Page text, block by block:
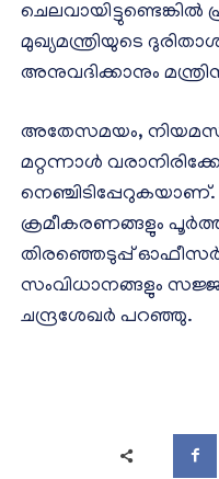
മുഖ്യമന്ത്രിയുടെ
അനുവദിക്കാനും
അതേസമയം,
മറ്റന്നാള്‍
ക്രമീകരണങ്ങളും
തിരഞ്ഞെടുപ്പ് ഓഫീസര്‍
സംവിധാനങ്ങളും
ചന്ദ്രശേഖര്‍ പറഞ്ഞു.